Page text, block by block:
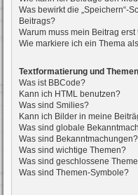
Was bewirkt die „Speichern“-
Beitrags?
Warum muss mein Beitrag
Wie markiere ich ein Thema
Textformatierung und
Was ist BBCode?
Kann ich HTML benutzen?
Was sind Smilies?
Kann ich Bilder in meine
Was sind globale
Was sind Bekanntmachungen?
Was sind wichtige Themen?
Was sind geschlossene
Was sind Themen-Symbole?